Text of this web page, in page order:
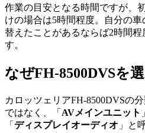
作業の目安となる時間ですが、
けの場合は5時間程度。自分の
替えたことがあるならば2時間
す。
なぜFH-8500DVSを
カロッツェリアFH-8500DVSの
ではなく、「 AVメインユニット
「 ディスプレイオーディオ 」と